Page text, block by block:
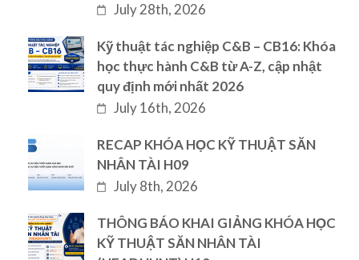
July 28th, 2026
Kỹ thuật tác nghiệp C&B – CB16: Khóa
học thực hành C&B từ A-Z, cập nhật
quy định mới nhất 2026
July 16th, 2026
RECAP KHÓA HỌC KỸ THUẬT SĂN
NHÂN TÀI H09
July 8th, 2026
THÔNG BÁO KHAI GIẢNG KHÓA HỌC
KỸ THUẬT SĂN NHÂN TÀI